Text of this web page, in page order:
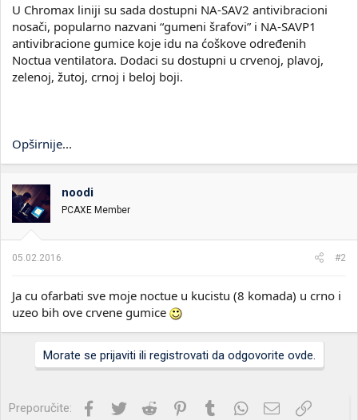
U Chromax liniji su sada dostupni NA-SAV2 antivibracioni
nosači, popularno nazvani “gumeni šrafovi” i NA-SAVP1
antivibracione gumice koje idu na ćoškove određenih
Noctua ventilatora. Dodaci su dostupni u crvenoj, plavoj,
zelenoj, žutoj, crnoj i beloj boji.
Opširnije...
noodi
PCAXE Member
05.02.2016. #2
Ja cu ofarbati sve moje noctue u kucistu (8 komada) u crno i
uzeo bih ove crvene gumice
Morate se prijaviti ili registrovati da odgovorite ovde.
Preporučite: Facebook
Twitter Reddit PinterestTumblrWhatsApp
Imejl Link